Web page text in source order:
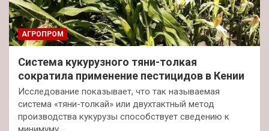
АГРОПРОМ
Система кукурузного тяни-толкая
сократила применение пестицидов в Кении
Исследование показывает, что так называемая
система «тяни-толкай» или двухтактный метод
производства кукурузы способствует сведению к